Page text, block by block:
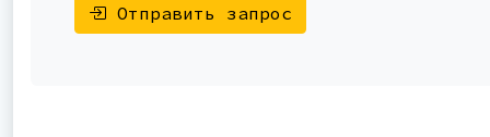
Отправить запрос